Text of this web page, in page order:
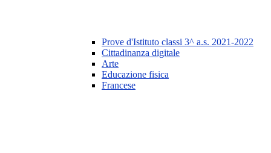
Prove d'Istituto classi 3^ a.s. 2021-2022
Cittadinanza digitale
Arte
Educazione fisica
Francese